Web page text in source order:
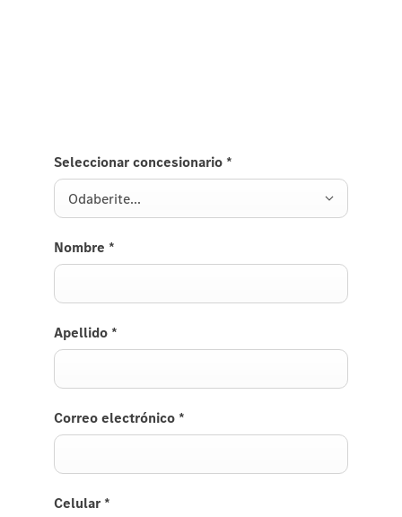
Seleccionar concesionario *
Odaberite...
Nombre *
Apellido *
Correo electrónico *
Celular *